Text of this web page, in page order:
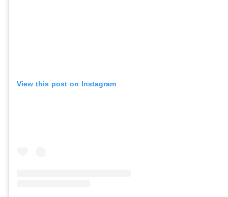
View this post on Instagram